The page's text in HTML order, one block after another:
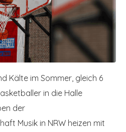
Kälte im Sommer, gleich 6
in die Halle
der
Musik in NRW heizen mit